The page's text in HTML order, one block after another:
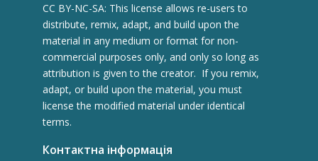
CC BY-NC-SA: This license allows re-users to
distribute, remix, adapt, and build upon the
material in any medium or format for non-
commercial purposes only, and only so long as
attribution is given to the creator. If you remix,
adapt, or build upon the material, you must
license the modified material under identical
terms.
Контактна інформація